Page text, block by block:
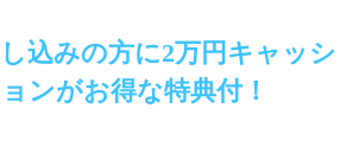
込みの方に2万円キャッシ
ンがお得な特典付！